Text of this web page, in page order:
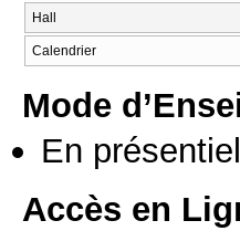
Hall
Calendrier
Mode
En présentiel
Accès en